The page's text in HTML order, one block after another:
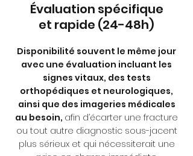
Évaluation spécifique
et rapide (24-48h)
Disponibilité souvent le même jour
avec une évaluation incluant les
signes vitaux, des tests
orthopédiques et neurologiques,
ainsi que des imageries médicales
au besoin, afin d’écarter une fracture
ou tout autre diagnostic sous-jacent
plus sérieux et qui nécessiterait une